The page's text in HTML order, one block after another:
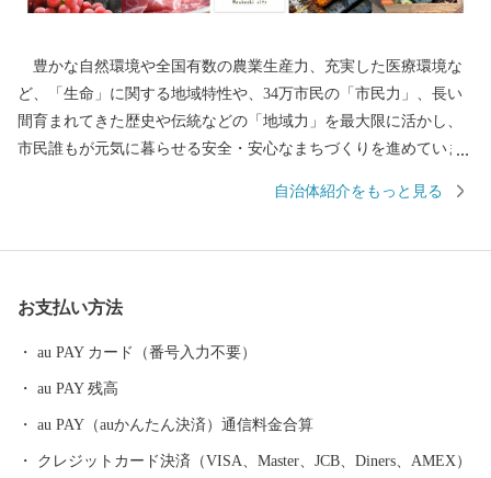
豊かな自然環境や全国有数の農業生産力、充実した医療環境な
ど、「生命」に関する地域特性や、34万市民の「市民力」、長い
間育まれてきた歴史や伝統などの「地域力」を最大限に活かし、
市民誰もが元気に暮らせる安全・安心なまちづくりを進めていま
もに事業を推進したい13のプロジェクトコース と市長一任コース
づくりにご協力いただくとともに、本市在住の皆様におかれて
も、市外でご活躍されている多くの方々に、前橋市への「ふるさ
す。 全国の皆様からの温かい応援を心からお待ちしています。
自治体紹介をもっと見る
お支払い方法
au PAY カード（番号入力不要）
au PAY 残高
au PAY（auかんたん決済）通信料金合算
クレジットカード決済（VISA、Master、JCB、Diners、AMEX）